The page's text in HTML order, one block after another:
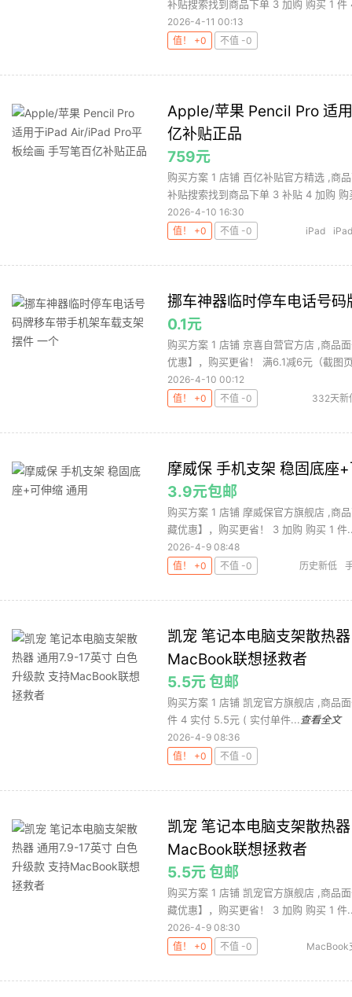
补贴搜索找到商品下单 3 加购 购买 1 件
2026-4-11 00:13
值！ +0
不值 -0
Apple/苹果 Pencil Pro 适
亿补贴正品
759元
购买方案 1 店铺 百亿补贴官方精选 ,商
补贴搜索找到商品下单 3 补贴 4 加购 购
2026-4-10 16:30
值！ +0
不值 -0 iPad
挪车神器临时停车电话号
0.1元
购买方案 1 店铺 京喜自营官方店 ,商品
优惠】，购买更省！ 满6.1减6元（截图
2026-4-10 00:12
值！ +0
不值 -0 332天新
摩威保 手机支架 稳固底座
3.9元包邮
购买方案 1 店铺 摩威保官方旗舰店 ,商
藏优惠】，购买更省！ 3 加购 购买 1 件
2026-4-9 08:48
值！ +0
不值 -0 历史新低
凯宠 笔记本电脑支架散热
MacBook联想拯救者
5.5元 包邮
购买方案 1 店铺 凯宠官方旗舰店 ,商品
件 4 实付 5.5元 ( 实付单件... 查看全文
2026-4-9 08:36
值！ +0
不值 -0
凯宠 笔记本电脑支架散热
MacBook联想拯救者
5.5元 包邮
购买方案 1 店铺 凯宠官方旗舰店 ,商品
藏优惠】，购买更省！ 3 加购 购买 1 件
2026-4-9 08:30
值！ +0
不值 -0
MacBook